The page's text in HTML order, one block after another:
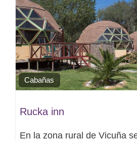
Cabañas
Rucka inn
En la zona rural de Vicuña